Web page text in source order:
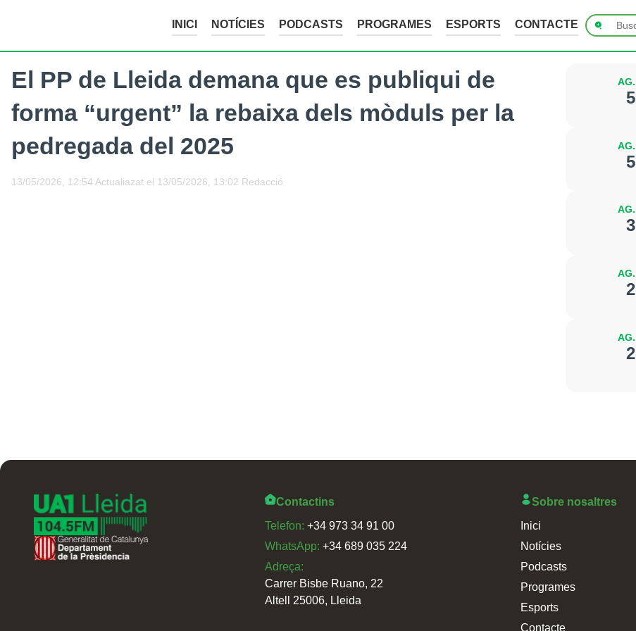
INICI NOTÍCIES PODCASTS PROGRAMES ESPORTS CONTACTE
El PP de Lleida demana que es publiqui de
forma “urgent” la rebaixa dels mòduls per la
pedregada del 2025
13/05/2026, 12:54 Actualiazat el 13/05/2026, 13:02 Redacció
AG.
5
AG.
5
AG.
3
AG.
2
AG.
2
Contactins
Telefon: +34 973 34 91 00
WhatsApp: +34 689 035 224
Adreça:
Carrer Bisbe Ruano, 22
Altell 25006, Lleida
Sobre nosaltres
Inici
Notícies
Podcasts
Programes
Esports
Contacte